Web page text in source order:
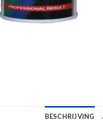
BESCHRIJVING